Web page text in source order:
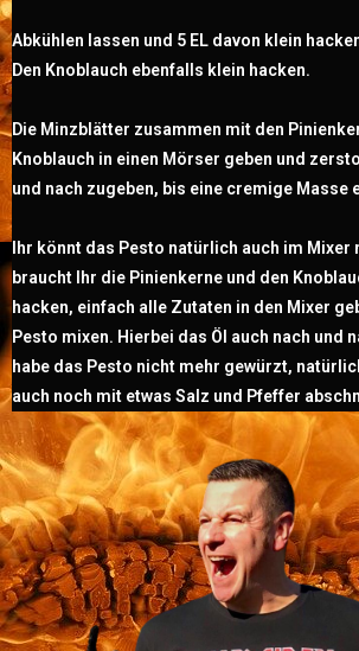
Abkühlen lassen und 5 EL davon klein
Den Knoblauch ebenfalls klein hacken.
Die Minzblätter zusammen mit den
Knoblauch in einen Mörser geben und
und nach zugeben, bis eine cremige Masse
Ihr könnt das Pesto natürlich auch im Mixer
braucht Ihr die Pinienkerne und den
hacken, einfach alle Zutaten in den Mixer
Pesto mixen. Hierbei das Öl auch nach und
habe das Pesto nicht mehr gewürzt,
auch noch mit etwas Salz und Pfeffer